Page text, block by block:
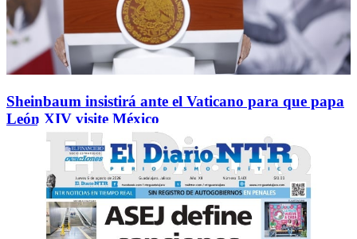
Sheinbaum insistirá ante el Vaticano para que papa
León XIV visite México